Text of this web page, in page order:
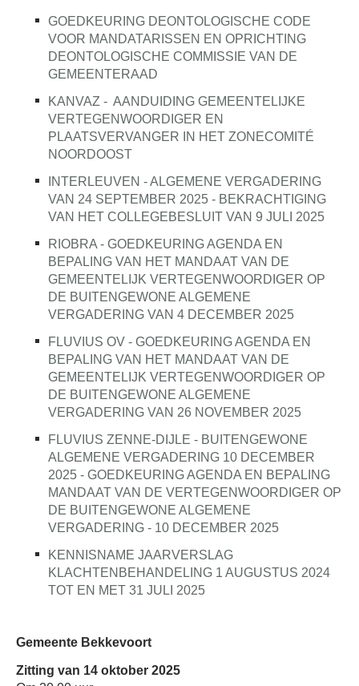
GOEDKEURING DEONTOLOGISCHE CODE
VOOR MANDATARISSEN EN OPRICHTING
DEONTOLOGISCHE COMMISSIE VAN DE
GEMEENTERAAD
KANVAZ - AANDUIDING GEMEENTELIJKE
VERTEGENWOORDIGER EN
PLAATSVERVANGER IN HET ZONECOMITÉ
NOORDOOST
INTERLEUVEN - ALGEMENE VERGADERING
VAN 24 SEPTEMBER 2025 - BEKRACHTIGING
VAN HET COLLEGEBESLUIT VAN 9 JULI 2025
RIOBRA - GOEDKEURING AGENDA EN
BEPALING VAN HET MANDAAT VAN DE
GEMEENTELIJK VERTEGENWOORDIGER OP
DE BUITENGEWONE ALGEMENE
VERGADERING VAN 4 DECEMBER 2025
FLUVIUS OV - GOEDKEURING AGENDA EN
BEPALING VAN HET MANDAAT VAN DE
GEMEENTELIJK VERTEGENWOORDIGER OP
DE BUITENGEWONE ALGEMENE
VERGADERING VAN 26 NOVEMBER 2025
FLUVIUS ZENNE-DIJLE - BUITENGEWONE
ALGEMENE VERGADERING 10 DECEMBER
2025 - GOEDKEURING AGENDA EN BEPALING
MANDAAT VAN DE VERTEGENWOORDIGER OP
DE BUITENGEWONE ALGEMENE
VERGADERING - 10 DECEMBER 2025
KENNISNAME JAARVERSLAG
KLACHTENBEHANDELING 1 AUGUSTUS 2024
TOT EN MET 31 JULI 2025
Gemeente Bekkevoort
Zitting van 14 oktober 2025